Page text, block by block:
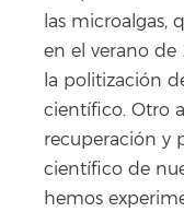
las microalgas,
en el verano de
la politización
científico. Otro
recuperación y
científico de
hemos